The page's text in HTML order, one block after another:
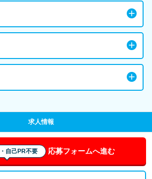
求人情報
自己PR不要 応募フォームへ進む